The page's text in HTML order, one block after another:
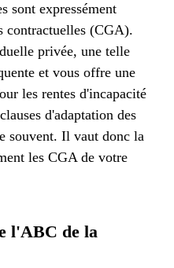
sont expressément
contractuelles (CGA).
privée, une telle
et vous offre une
les rentes d'incapacité
d'adaptation des
souvent. Il vaut donc la
les CGA de votre
l'ABC de la